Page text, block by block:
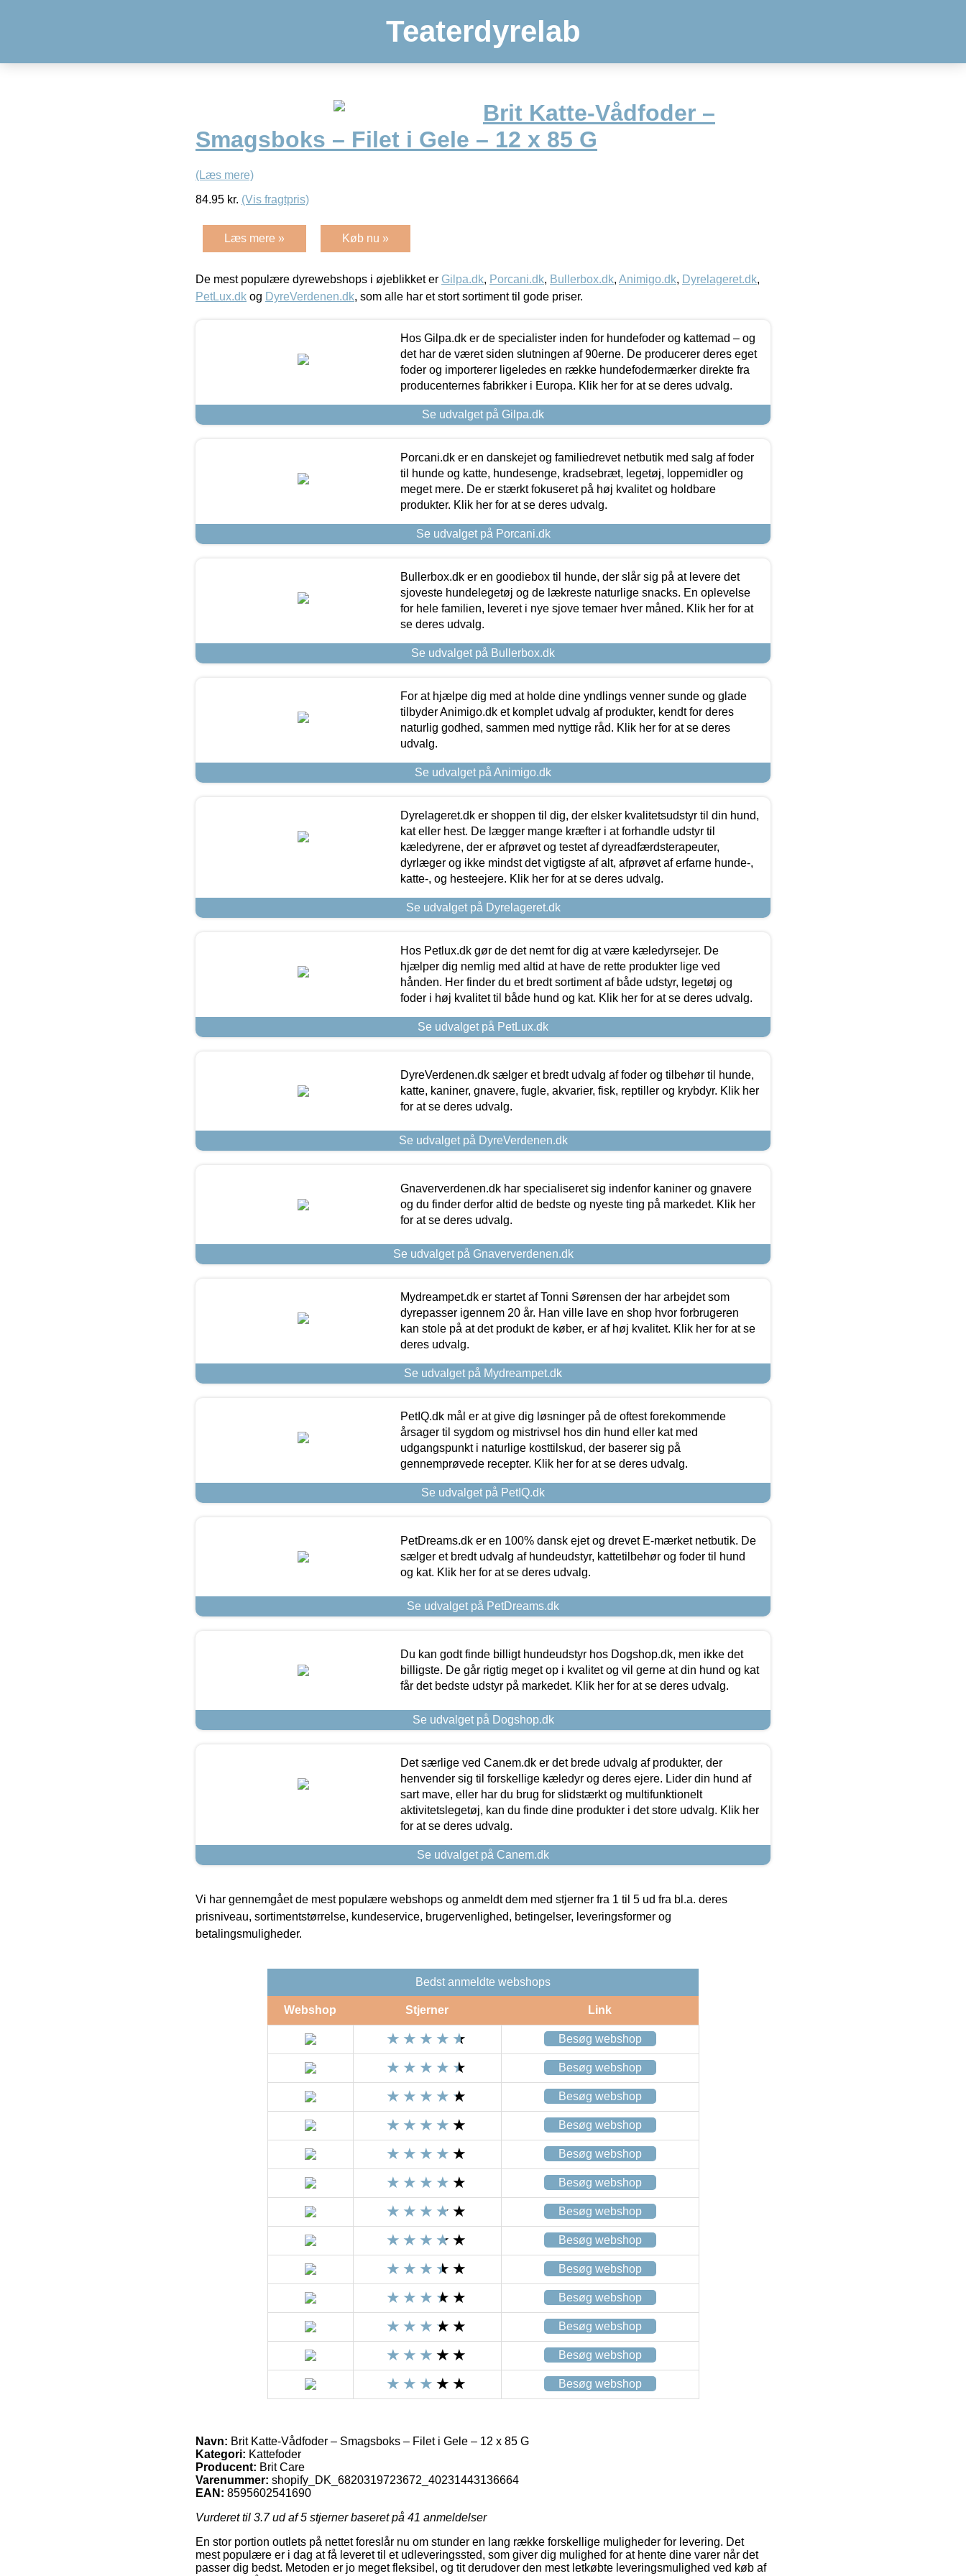
Teaterdyrelab
Brit Katte-Vådfoder –
Smagsboks – Filet i Gele – 12 x 85 G
(Læs mere)
84.95 kr. (Vis fragtpris)
Læs mere » Køb nu »
De mest populære dyrewebshops i øjeblikket er Gilpa.dk, Porcani.dk, Bullerbox.dk, Animigo.dk, Dyrelageret.dk,
PetLux.dk og DyreVerdenen.dk, som alle har et stort sortiment til gode priser.
Hos Gilpa.dk er de specialister inden for hundefoder og kattemad – og
det har de været siden slutningen af 90erne. De producerer deres eget
foder og importerer ligeledes en række hundefodermærker direkte fra
producenternes fabrikker i Europa. Klik her for at se deres udvalg.
Se udvalget på Gilpa.dk
Porcani.dk er en danskejet og familiedrevet netbutik med salg af foder
til hunde og katte, hundesenge, kradsebræt, legetøj, loppemidler og
meget mere. De er stærkt fokuseret på høj kvalitet og holdbare
produkter. Klik her for at se deres udvalg.
Se udvalget på Porcani.dk
Bullerbox.dk er en goodiebox til hunde, der slår sig på at levere det
sjoveste hundelegetøj og de lækreste naturlige snacks. En oplevelse
for hele familien, leveret i nye sjove temaer hver måned. Klik her for at
se deres udvalg.
Se udvalget på Bullerbox.dk
For at hjælpe dig med at holde dine yndlings venner sunde og glade
tilbyder Animigo.dk et komplet udvalg af produkter, kendt for deres
naturlig godhed, sammen med nyttige råd. Klik her for at se deres
udvalg.
Se udvalget på Animigo.dk
Dyrelageret.dk er shoppen til dig, der elsker kvalitetsudstyr til din hund,
kat eller hest. De lægger mange kræfter i at forhandle udstyr til
kæledyrene, der er afprøvet og testet af dyreadfærdsterapeuter,
dyrlæger og ikke mindst det vigtigste af alt, afprøvet af erfarne hunde-,
katte-, og hesteejere. Klik her for at se deres udvalg.
Se udvalget på Dyrelageret.dk
Hos Petlux.dk gør de det nemt for dig at være kæledyrsejer. De
hjælper dig nemlig med altid at have de rette produkter lige ved
hånden. Her finder du et bredt sortiment af både udstyr, legetøj og
foder i høj kvalitet til både hund og kat. Klik her for at se deres udvalg.
Se udvalget på PetLux.dk
DyreVerdenen.dk sælger et bredt udvalg af foder og tilbehør til hunde,
katte, kaniner, gnavere, fugle, akvarier, fisk, reptiller og krybdyr. Klik her
for at se deres udvalg.
Se udvalget på DyreVerdenen.dk
Gnaververdenen.dk har specialiseret sig indenfor kaniner og gnavere
og du finder derfor altid de bedste og nyeste ting på markedet. Klik her
for at se deres udvalg.
Se udvalget på Gnaververdenen.dk
Mydreampet.dk er startet af Tonni Sørensen der har arbejdet som
dyrepasser igennem 20 år. Han ville lave en shop hvor forbrugeren
kan stole på at det produkt de køber, er af høj kvalitet. Klik her for at se
deres udvalg.
Se udvalget på Mydreampet.dk
PetIQ.dk mål er at give dig løsninger på de oftest forekommende
årsager til sygdom og mistrivsel hos din hund eller kat med
udgangspunkt i naturlige kosttilskud, der baserer sig på
gennemprøvede recepter. Klik her for at se deres udvalg.
Se udvalget på PetIQ.dk
PetDreams.dk er en 100% dansk ejet og drevet E-mærket netbutik. De
sælger et bredt udvalg af hundeudstyr, kattetilbehør og foder til hund
og kat. Klik her for at se deres udvalg.
Se udvalget på PetDreams.dk
Du kan godt finde billigt hundeudstyr hos Dogshop.dk, men ikke det
billigste. De går rigtig meget op i kvalitet og vil gerne at din hund og kat
får det bedste udstyr på markedet. Klik her for at se deres udvalg.
Se udvalget på Dogshop.dk
Det særlige ved Canem.dk er det brede udvalg af produkter, der
henvender sig til forskellige kæledyr og deres ejere. Lider din hund af
sart mave, eller har du brug for slidstærkt og multifunktionelt
aktivitetslegetøj, kan du finde dine produkter i det store udvalg. Klik her
for at se deres udvalg.
Se udvalget på Canem.dk
Vi har gennemgået de mest populære webshops og anmeldt dem med stjerner fra 1 til 5 ud fra bl.a. deres
prisniveau, sortimentstørrelse, kundeservice, brugervenlighed, betingelser, leveringsformer og
betalingsmuligheder.
Bedst anmeldte webshops
Webshop Stjerner Link
Besøg webshop
Besøg webshop
Besøg webshop
Besøg webshop
Besøg webshop
Besøg webshop
Besøg webshop
Besøg webshop
Besøg webshop
Besøg webshop
Besøg webshop
Besøg webshop
Besøg webshop
Navn: Brit Katte-Vådfoder – Smagsboks – Filet i Gele – 12 x 85 G
Kategori: Kattefoder
Producent: Brit Care
Varenummer: shopify_DK_6820319723672_40231443136664
EAN: 8595602541690
Vurderet til 3.7ud af 5 stjerner baseret på 41 anmeldelser
En stor portion outlets på nettet foreslår nu om stunder en lang række forskellige muligheder for levering. Det
mest populære er i dag at få leveret til et udleveringssted, som giver dig mulighed for at hente dine varer når det
passer dig bedst. Metoden er jo meget fleksibel, og tit derudover den mest letkøbte leveringsmulighed ved køb af